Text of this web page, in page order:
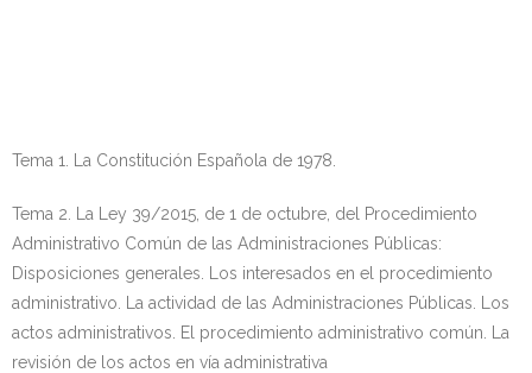
Tema 1. La Constitución Española de 1978.
Tema 2. La Ley 39/2015, de 1 de octubre, del Procedimiento
Administrativo Común de las Administraciones Públicas:
Disposiciones generales. Los interesados en el procedimiento
administrativo. La actividad de las Administraciones Públicas. Los
actos administrativos. El procedimiento administrativo común. La
revisión de los actos en vía administrativa